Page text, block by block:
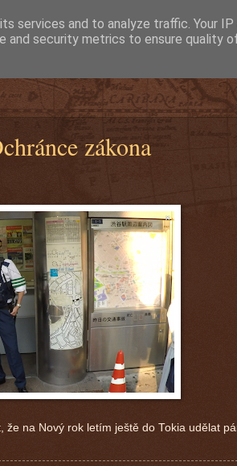
zákona
že na Nový rok letím ještě do Tokia udělat
services and to analyze traffic. Your
and security metrics to ensure quality